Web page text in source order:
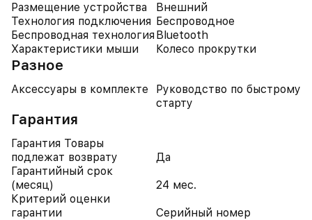
Размещение устройства
Внешний
Технология подключения Беспроводное
Беспроводная технология Bluetooth
Характеристики мыши
Колесо прокрутки
Разное
Аксессуары в комплекте
Руководство по быстрому
старту
Гарантия
Гарантия Товары
подлежат возврату
Да
Гарантийный срок
(месяц)
24 мес.
Критерий оценки
гарантии
Серийный номер